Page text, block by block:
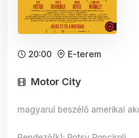
20:00 E-terem
Motor City
magyarul beszélő amerikai